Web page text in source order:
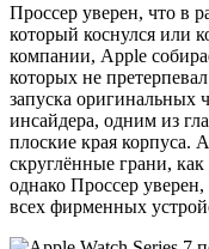
Проссер уверен, что в
который коснулся или
компании, Apple
которых не
запуска оригинальных
инсайдера, одним из
плоские края корпуса.
скруглённые грани,
однако Проссер
всех фирменных